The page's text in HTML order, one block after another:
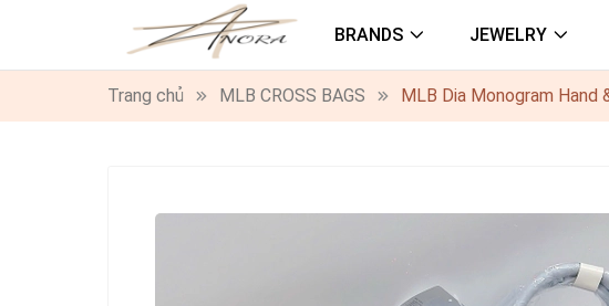
BRANDS JEWELRY
Trang chủ MLB CROSS BAGS MLB Dia Monogram Hand